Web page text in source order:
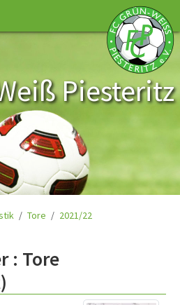
Piesteritz
Tore
2021/22
: Tore